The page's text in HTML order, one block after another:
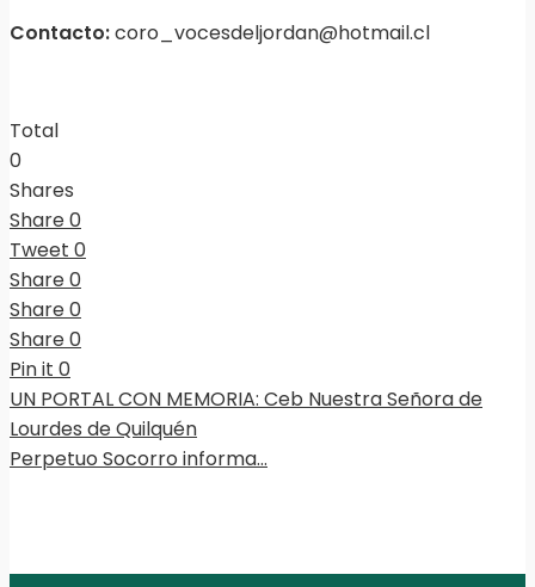
Contacto:coro_vocesdeljordan@hotmail.cl
Total
0
Shares
Share0
Tweet 0
Share0
Share0
Share0
Pin it 0
UN PORTAL CON MEMORIA: Ceb Nuestra Señora de
Lourdes de Quilquén
Perpetuo Socorro informa…